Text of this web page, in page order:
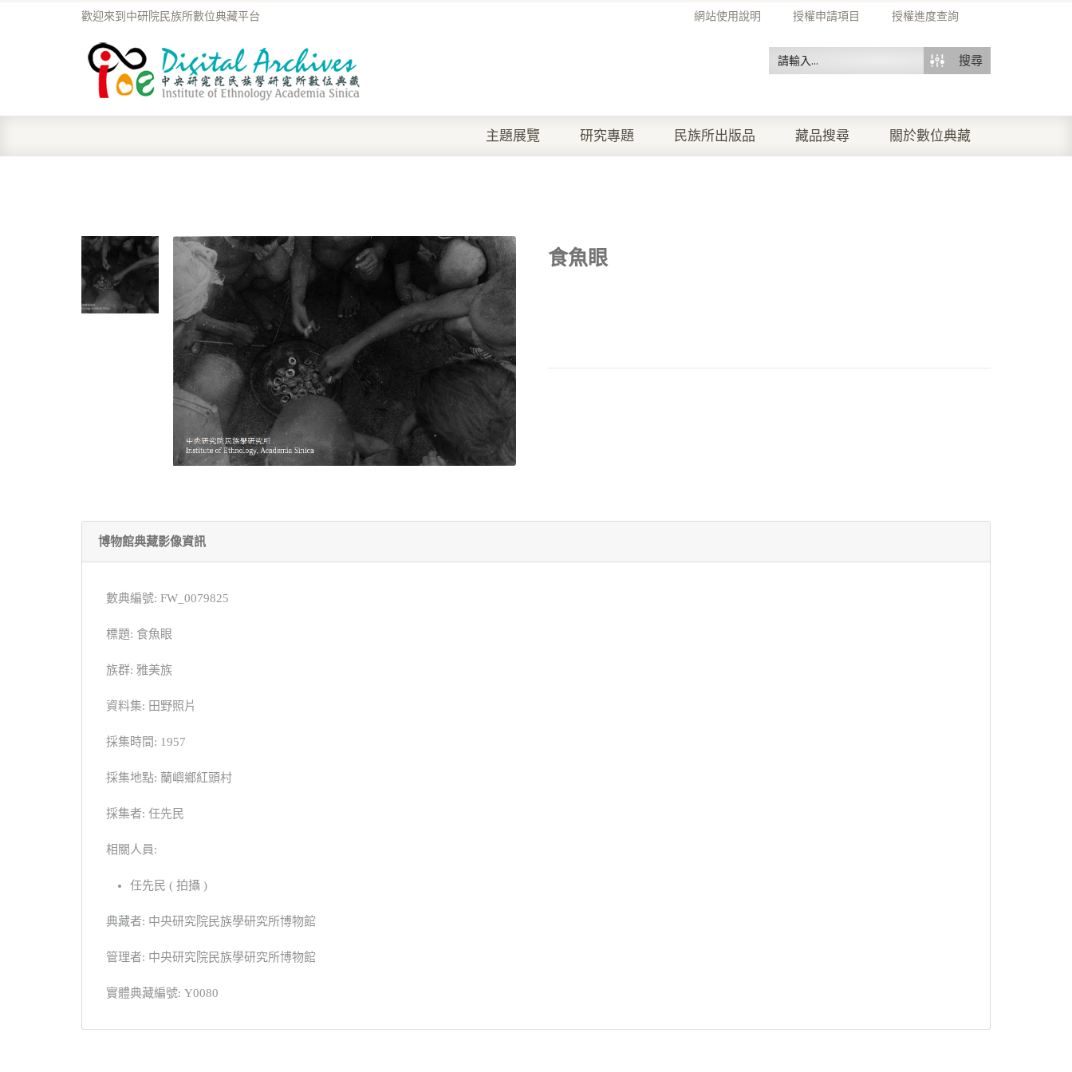
網站使用說明 授權申請項目 授權進度查詢
歡迎來到中研院民族所數位典藏平台
搜尋
主題展覽 研究專題 民族所出版品 藏品搜尋 關於數位典藏
食魚眼
博物館典藏影像資訊
數典編號: FW_0079825
標題: 食魚眼
族群: 雅美族
資料集: 田野照片
採集時間: 1957
採集地點: 蘭嶼鄉紅頭村
採集者: 任先民
相關人員:
任先民 ( 拍攝 )
典藏者: 中央研究院民族學研究所博物館
管理者: 中央研究院民族學研究所博物館
實體典藏編號: Y0080